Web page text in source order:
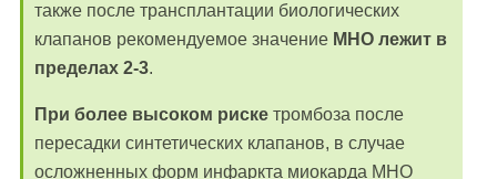
также после трансплантации биологических
клапанов рекомендуемое значение МНО лежит в
пределах 2-3.
При более высоком риске тромбоза после
пересадки синтетических клапанов, в случае
осложненных форм инфаркта миокарда МНО